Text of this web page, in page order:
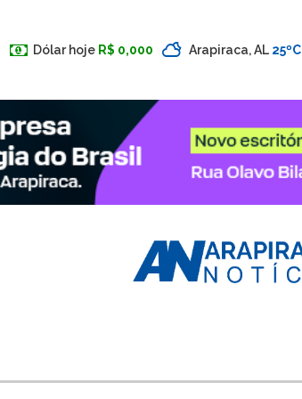
Dólar hoje R$ 0,000 Arapiraca, AL 25ºC